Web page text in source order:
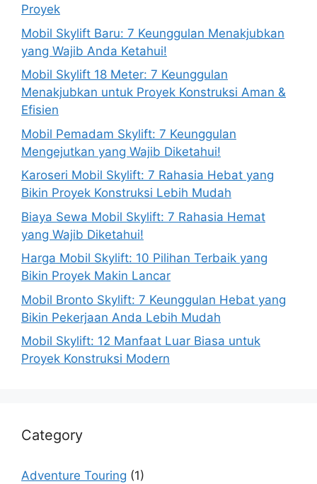
Proyek
Mobil Skylift Baru: 7 Keunggulan Menakjubkan
yang Wajib Anda Ketahui!
Mobil Skylift 18 Meter: 7 Keunggulan
Menakjubkan untuk Proyek Konstruksi Aman &
Efisien
Mobil Pemadam Skylift: 7 Keunggulan
Mengejutkan yang Wajib Diketahui!
Karoseri Mobil Skylift: 7 Rahasia Hebat yang
Bikin Proyek Konstruksi Lebih Mudah
Biaya Sewa Mobil Skylift: 7 Rahasia Hemat
yang Wajib Diketahui!
Harga Mobil Skylift: 10 Pilihan Terbaik yang
Bikin Proyek Makin Lancar
Mobil Bronto Skylift: 7 Keunggulan Hebat yang
Bikin Pekerjaan Anda Lebih Mudah
Mobil Skylift: 12 Manfaat Luar Biasa untuk
Proyek Konstruksi Modern
Category
Adventure Touring (1)